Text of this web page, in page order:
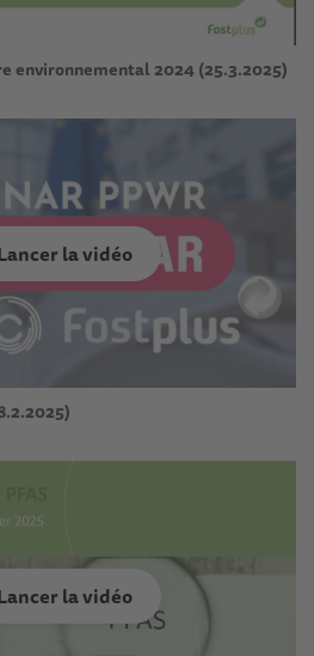
environnemental 2024 (25.3.2025)
la vidéo
la vidéo